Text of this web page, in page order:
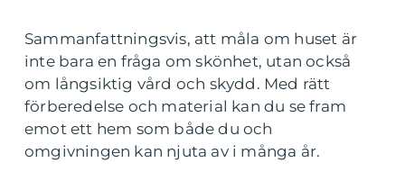
Sammanfattningsvis, att måla om huset är
inte bara en fråga om skönhet, utan också
om långsiktig vård och skydd. Med rätt
förberedelse och material kan du se fram
emot ett hem som både du och
omgivningen kan njuta av i många år.